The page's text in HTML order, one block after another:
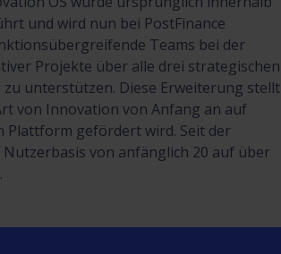
und wird nun bei PostFinance
Teams bei der
Projekte über alle drei strategischen
unterstützen. Diese Erweiterung stellt
von Innovation von Anfang an auf
Plattform gefördert wird. Seit der
von anfänglich 20 auf über